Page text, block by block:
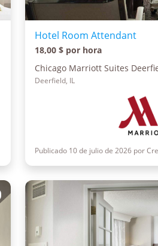
Hotel Room Attendant
18,00 $ por hora
Chicago Marriott Suites
Deerfield, IL
Publicado 10 de julio de 2026 por